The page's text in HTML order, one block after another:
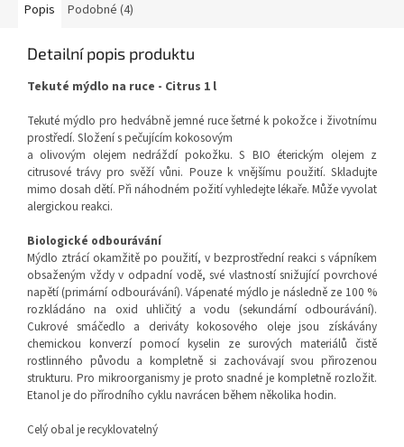
Popis Podobné (4)
Detailní popis produktu
Tekuté mýdlo na ruce - Citrus 1 l
Tekuté mýdlo pro hedvábně jemné ruce šetrné k pokožce i životnímu
prostředí. Složení s pečujícím kokosovým
a olivovým olejem nedráždí pokožku. S BIO éterickým olejem z
citrusové trávy pro svěží vůni. Pouze k vnějšímu použití. Skladujte
mimo dosah dětí. Při náhodném požití vyhledejte lékaře. Může vyvolat
alergickou reakci.
Biologické odbourávání
Mýdlo ztrácí okamžitě po použití, v bezprostřední reakci s vápníkem
obsaženým vždy v odpadní vodě, své vlastností snižující povrchové
napětí (primární odbourávání). Vápenaté mýdlo je následně ze 100 %
rozkládáno na oxid uhličitý a vodu (sekundární odbourávání).
Cukrové smáčedlo a deriváty kokosového oleje jsou získávány
chemickou konverzí pomocí kyselin ze surových materiálů čistě
rostlinného původu a kompletně si zachovávají svou přirozenou
strukturu. Pro mikroorganismy je proto snadné je kompletně rozložit.
Etanol je do přírodního cyklu navrácen během několika hodin.
Celý obal je recyklovatelný